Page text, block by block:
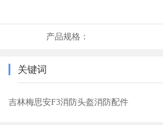
产品规格：
关键词
吉林梅思安F3消防头盔消防配件